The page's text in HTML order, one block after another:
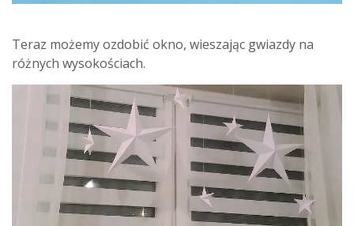
Teraz możemy ozdobić okno, wieszając gwiazdy na
różnych wysokościach.